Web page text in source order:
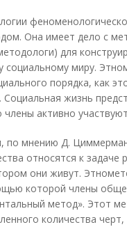
Она имеет дело с
для
социальному миру.
порядка, как
Социальная жизнь
активно
по мнению Д.
относятся к задаче
они живут.
которой члены
метод». Этот
количества